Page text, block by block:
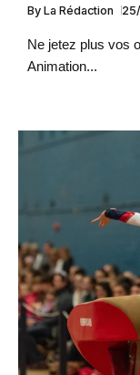
By La Rédaction
Ne jetez plus vos
Animation...